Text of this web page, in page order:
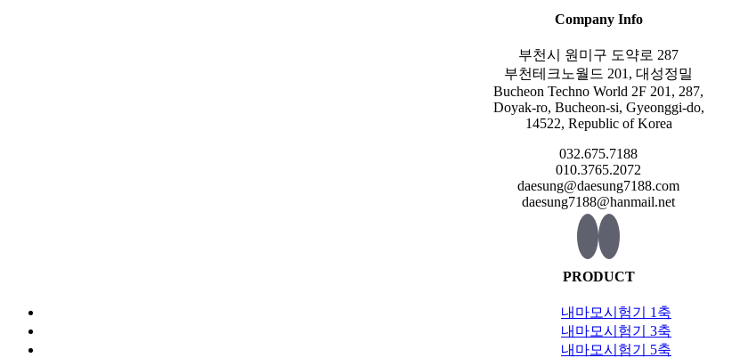
Company Info
부천시 원미구 도약로 287
부천테크노월드 201, 대성정밀
Bucheon Techno World 2F 201, 287,
Doyak-ro, Bucheon-si, Gyeonggi-do,
14522, Republic of Korea
032.675.7188
010.3765.2072
daesung@daesung7188.com
daesung7188@hanmail.net
PRODUCT
내마모시험기 1축
내마모시험기 3축
내마모시험기 5축